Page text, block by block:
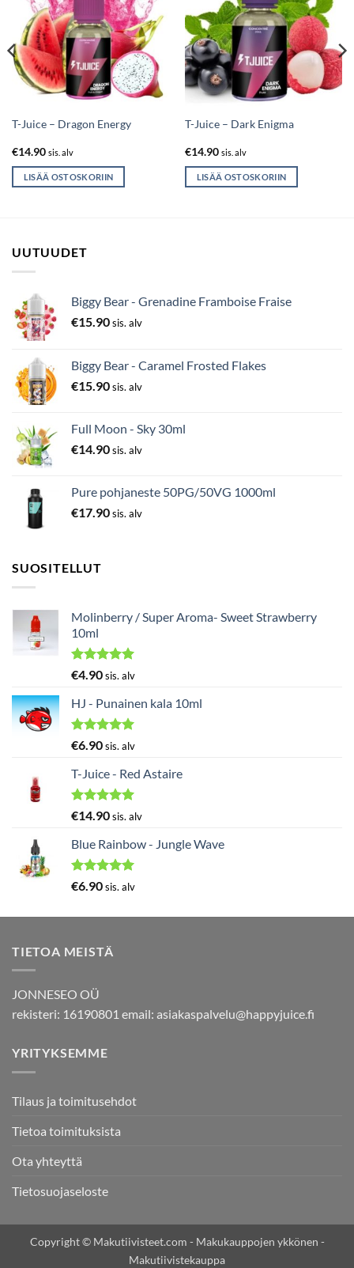
T-Juice – Dragon Energy
€14.90 sis. alv
LISÄÄ OSTOSKORIIN
T-Juice – Dark Enigma
€14.90 sis. alv
LISÄÄ OSTOSKORIIN
UUTUUDET
Biggy Bear - Grenadine Framboise Fraise
€15.90sis. alv
Biggy Bear - Caramel Frosted Flakes
€15.90sis. alv
Full Moon - Sky 30ml
€14.90sis. alv
Pure pohjaneste 50PG/50VG 1000ml
€17.90sis. alv
SUOSITELLUT
Molinberry / Super Aroma- Sweet Strawberry
10ml
Arvostelu
5.00
/ 5
€4.90sis. alv
HJ - Punainen kala 10ml
Arvostelu
5.00
/ 5
€6.90sis. alv
T-Juice - Red Astaire
Arvostelu
5.00
/ 5
€14.90sis. alv
Blue Rainbow - Jungle Wave
Arvostelu
€6.90sis. alv
TIETOA MEISTÄ
JONNESEO OÜ
rekisteri: 16190801 email: asiakaspalvelu@happyjuice.fi
YRITYKSEMME
Tilaus ja toimitusehdot
Tietoa toimituksista
Ota yhteyttä
Tietosuojaseloste
Copyright © Makutiivisteet.com - Makukauppojen ykkönen -
Makutiivistekauppa